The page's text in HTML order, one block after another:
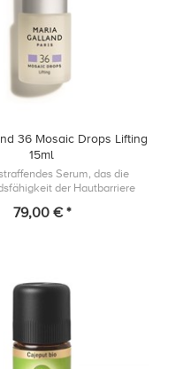
36 Mosaic Drops Lifting
15ml
Serum, das die
der Hautbarriere
bekämpft, indem es das
79,00 € *